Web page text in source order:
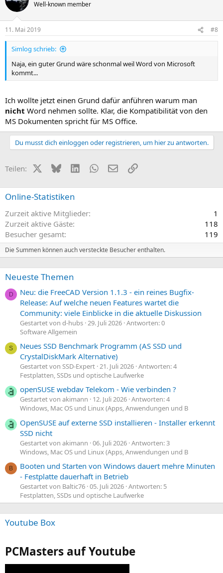
Well-known member
11. Mai 2019 #8
Simlog schrieb:
Naja, ein guter Grund wäre schonmal weil Word von Microsoft
kommt...
Ich wollte jetzt einen Grund dafür anführen warum man
nicht Word nehmen sollte. Klar, die Kompatibilität von den
MS Dokumenten spricht für MS Office.
Du musst dich einloggen oder registrieren, um hier zu antworten.
Teilen: X (Twitter)
BlueskyLinkedInWhatsApp
E-MailLink
Online-Statistiken
Zurzeit aktive Mitglieder
1
Zurzeit aktive Gäste
118
Besucher gesamt
119
Die Summen können auch versteckte Besucher enthalten.
Neueste Themen
D
Neu: die FreeCAD Version 1.1.3 - ein reines Bugfix-
Release: Auf welche neuen Features wartet die
Community: viele Einblicke in die aktuelle Diskussion
Gestartet von d-hubs 29. Juli 2026 Antworten: 0
Software Allgemein
S
Neues SSD Benchmark Programm (AS SSD und
CrystalDiskMark Alternative)
Gestartet von SSD-Expert 21. Juli 2026 Antworten: 4
Festplatten, SSDs und optische Laufwerke
openSUSE webdav Telekom - Wie verbinden ?
Gestartet von akimann 12. Juli 2026 Antworten: 4
Windows, Mac OS und Linux (Apps, Anwendungen und B
OpenSUSE auf externe SSD installieren - Installer erkennt
SSD nicht
Gestartet von akimann 06. Juli 2026 Antworten: 3
Windows, Mac OS und Linux (Apps, Anwendungen und B
B
Booten und Starten von Windows dauert mehre Minuten
- Festplatte dauerhaft in Betrieb
Gestartet von Baltic76 05. Juli 2026 Antworten: 5
Festplatten, SSDs und optische Laufwerke
Youtube Box
PCMasters auf Youtube